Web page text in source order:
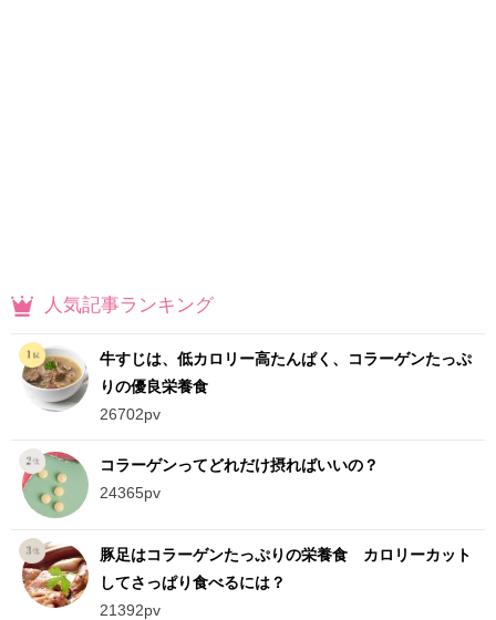
人気記事ランキング
牛すじは、低カロリー高たんぱく、コラーゲンたっぷ
りの優良栄養食
26702pv
コラーゲンってどれだけ摂ればいいの？
24365pv
豚足はコラーゲンたっぷりの栄養食 カロリーカット
してさっぱり食べるには？
21392pv